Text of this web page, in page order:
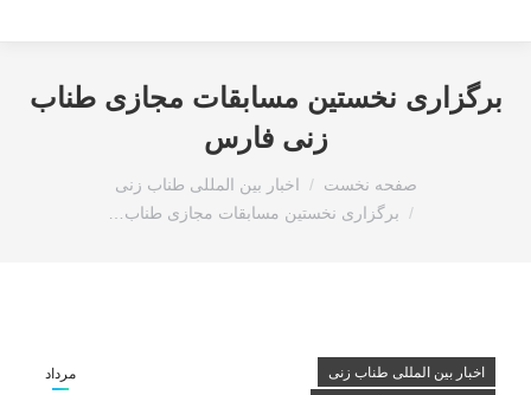
برگزاری نخستین مسابقات مجازی طناب
زنی فارس
صفحه نخست
اخبار بین المللی طناب زنی
برگزاری نخستین مسابقات مجازی طناب…
مرداد
اخبار بین المللی طناب زنی